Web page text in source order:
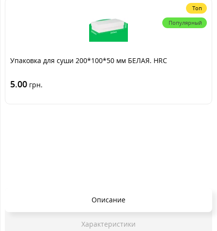
Топ
Популярный
Упаковка для суши 200*100*50 мм БЕЛАЯ. HRC
5.00 грн.
Описание
Характеристики